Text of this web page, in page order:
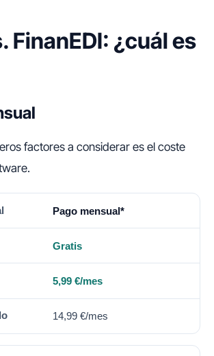
FinanEDI: ¿cuál es
factores a considerar es el coste
FINANEDI ANFIX BÁSICO
Pago mensual*
Gratis
5,99 €/mes
14,99 €/mes